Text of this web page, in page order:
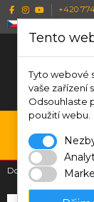
+420
Menu
Domů Tichý
Tento
Tyto webové
vaše zařízení
Odsouhlaste
použití webu.